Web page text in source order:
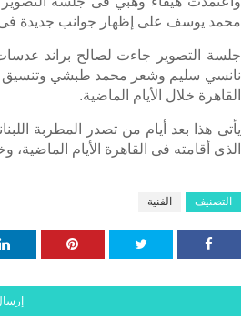
محمد يوسف على إظهار جوانب جديدة فى
جلسة التصوير جاءت لصالح براند
نانسي سليم وشعر محمد طبشي وتنسيق
القاهرة خلال الأيام الماضية.
يأتى هذا بعد أيام من تصدر المطربة
الذى أقامته فى القاهرة الأيام الماضية،
التصنيف الفنية